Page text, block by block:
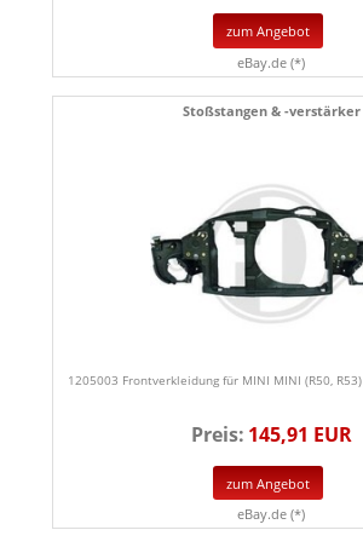
zum Angebot
eBay.de (*)
Stoßstangen & -verstärker
1205003 Frontverkleidung für MINI MINI (R50, R53)
Preis: 145,91 EUR
zum Angebot
eBay.de (*)